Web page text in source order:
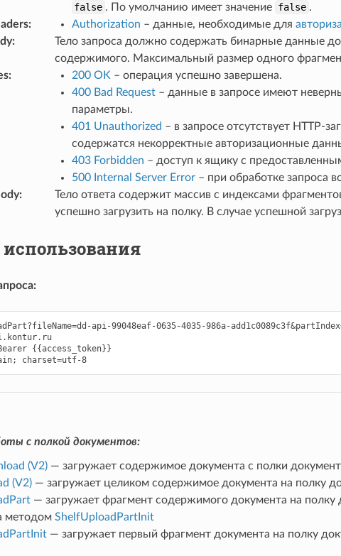
false . По умолчанию имеет значение false .
: Authorization – данные, необходимые для
:
Тело запроса должно содержать бинарные данные
содержимого. Максимальный размер одного
: 200 OK – операция успешно завершена.
400 Bad Request– данные в запросе имеют
параметры.
401 Unauthorized – в запросе отсутствует HTTP-
содержатся некорректные авторизационные
403 Forbidden – доступ к ящику с
500 Internal Server Error– при обработке запроса
: Тело ответа содержит массив с индексами
успешно загрузить на полку. В случае успешной
api-99048eaf-0635-4035-986a-
{{access_token}}
Accept: text/plain; charset=utf-8
с полкой документов:
(V2)— загружает содержимое документа с полки
(V2)— загружает целиком содержимое документа на полку
— загружает фрагмент содержимого документа на полку
методом ShelfUploadPartInit
— загружает первый фрагмент документа на полку